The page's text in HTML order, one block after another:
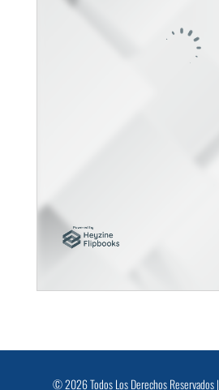
© 2026 Todos Los Derechos Reservados |